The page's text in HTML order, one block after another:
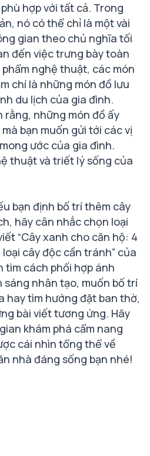
hợp với tất cả. Trong
nó có thể chỉ là một vài
gian theo chủ nghĩa tối
đến việc trưng bày toàn
nghệ thuật, các món
chí là những món đồ lưu
du lịch của gia đình.
rằng, những món đồ ấy
bạn muốn gửi tới các vị
ước của gia đình.
thuật và triết lý sống của
bạn định bố trí thêm cây
hãy cân nhắc chọn loại
“Cây xanh cho căn hộ: 4
cây độc cần tránh” của
tìm cách phối hợp ánh
sáng nhân tạo, muốn bố trí
hay tìm hướng đặt ban thờ,
bài viết tương ứng. Hãy
khám phá cẩm nang
cái nhìn tổng thể về
nhà đáng sống bạn nhé!